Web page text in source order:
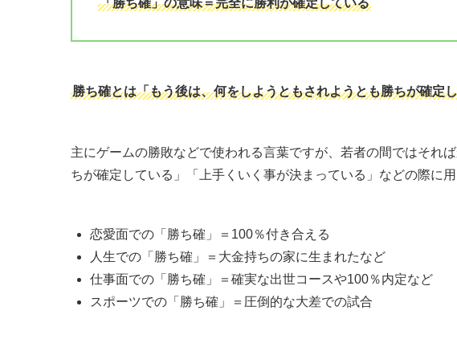
「勝ち確」の意味＝完全に勝利が確定している
勝ち確とは「もう後は、何をしようともされようとも勝ちが確定
主にゲームの勝敗などで使われる言葉ですが、若者の間ではそれ
ちが確定している」「上手くいく事が決まっている」などの際に用
恋愛面での「勝ち確」＝100％付き合える
人生での「勝ち確」＝大金持ちの家に生まれたなど
仕事面での「勝ち確」＝確実な出世コースや100％内定など
スポーツでの「勝ち確」＝圧倒的な大差での試合